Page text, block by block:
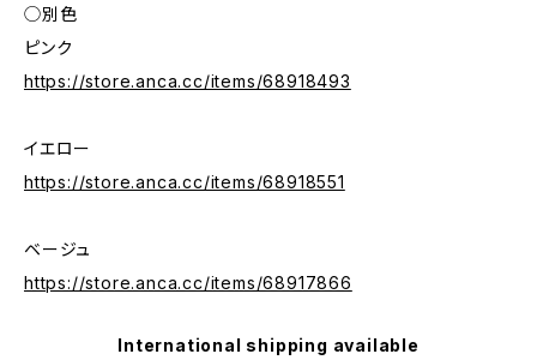
◯別色
ピンク
https://store.anca.cc/items/68918493
イエロー
https://store.anca.cc/items/68918551
ベージュ
https://store.anca.cc/items/68917866
International shipping available